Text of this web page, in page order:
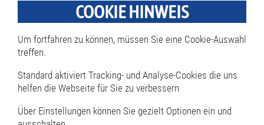
Stadtverwaltung im März 2026 ein Angebot
von der Netze BW erhalten. Bei der
Schlussabstimmung gab es drei
W. Schmidhuber
COOKIE HINWEIS
Um fortfahren zu können, müssen Sie eine Cookie-Auswahl
treffen.
Standard aktiviert Tracking- und Analyse-Cookies die uns
helfen die Webseite für Sie zu verbessern
Über Einstellungen können Sie gezielt Optionen ein und